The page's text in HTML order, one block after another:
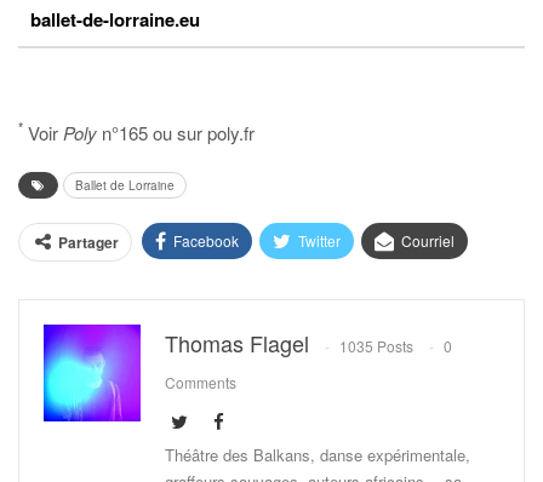
ballet-de-lorraine.eu
* Voir Poly n°165 ou sur poly.fr
Ballet de Lorraine
Partager Facebook Twitter Courriel
Thomas Flagel 1035 Posts
0
Comments
Théâtre des Balkans, danse expérimentale,